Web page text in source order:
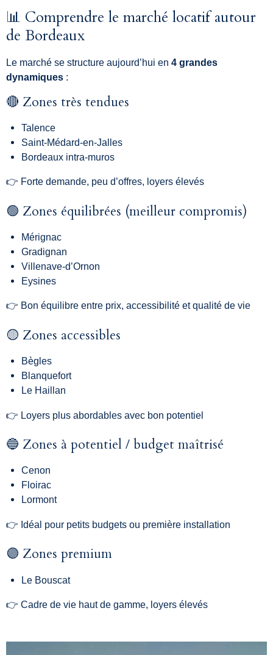
📊 Comprendre le marché locatif autour
de Bordeaux
Le marché se structure aujourd’hui en 4 grandes
dynamiques :
🔴 Zones très tendues
Talence
Saint-Médard-en-Jalles
Bordeaux intra-muros
👉 Forte demande, peu d’offres, loyers élevés
🟢 Zones équilibrées (meilleur compromis)
Mérignac
Gradignan
Villenave-d’Ornon
Eysines
👉 Bon équilibre entre prix, accessibilité et qualité de vie
🟡 Zones accessibles
Bègles
Blanquefort
Le Haillan
👉 Loyers plus abordables avec bon potentiel
🔵 Zones à potentiel / budget maîtrisé
Cenon
Floirac
Lormont
👉 Idéal pour petits budgets ou première installation
🟣 Zones premium
Le Bouscat
👉 Cadre de vie haut de gamme, loyers élevés